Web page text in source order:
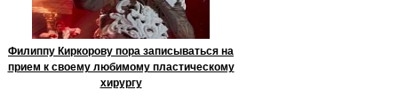
Филиппу Киркорову пора записываться на
прием к своему любимому пластическому
хирургу